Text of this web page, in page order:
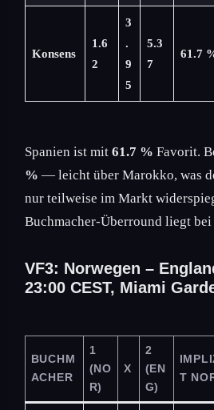
Konsens
1.6
2
3
.
9
5
5.3
7
61.7
Spanien ist mit 61.7 % Favorit.
% — leicht über Marokko, was
nur teilweise im Markt
Buchmacher-Überround liegt bei
VF3: Norwegen –
23:00 CEST, Miami
BUCHM
ACHER
1
(NO
R)
X
2
(EN
G)
T